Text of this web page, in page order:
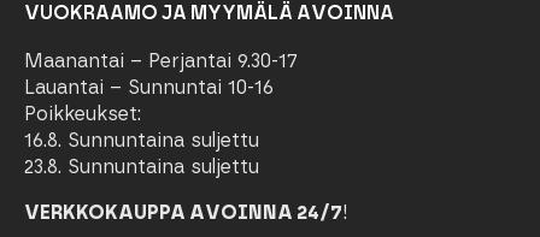
VUOKRAAMO JA MYYMÄLÄ AVOINNA
Maanantai – Perjantai 9.30-17
Lauantai – Sunnuntai 10-16
Poikkeukset:
16.8. Sunnuntaina suljettu
23.8. Sunnuntaina suljettu
VERKKOKAUPPA AVOINNA 24/7!